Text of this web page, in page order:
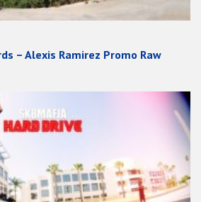
– Alexis Ramirez Promo Raw